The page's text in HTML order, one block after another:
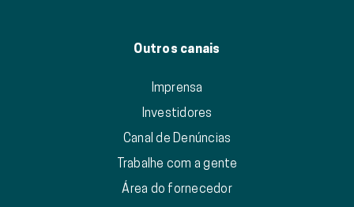
Outros canais
Imprensa
Investidores
Canal de Denúncias
Trabalhe com a gente
Área do fornecedor